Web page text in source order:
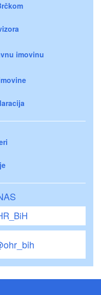
imovinu